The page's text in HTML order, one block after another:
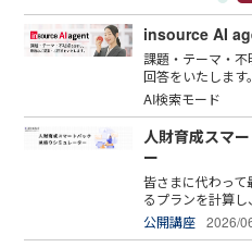
insource AI
課題・テーマ・
回答をいたします。
AI検索モード
人財育成スマ
ー
皆さまに代わっ
るプランを計算し
公開講座 2026/